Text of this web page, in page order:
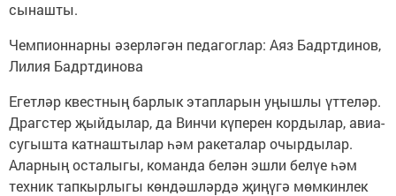
сынашты.
Чемпионнарны әзерләгән педагоглар: Аяз Бадртдинов,
Лилия Бадртдинова
Егетләр квестның барлык этапларын уңышлы үттеләр.
Драгстер җыйдылар, да Винчи күперен кордылар, авиа-
сугышта катнаштылар һәм ракеталар очырдылар.
Аларның осталыгы, команда белән эшли белүе һәм
техник тапкырлыгы көндәшләрдә җиңүгә мөмкинлек